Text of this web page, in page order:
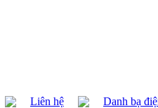
Liên hệ Danh bạ